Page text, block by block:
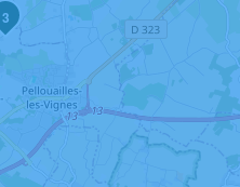
3